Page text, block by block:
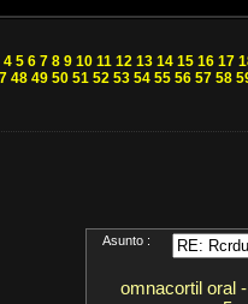
4 5 6 7 8 9 10 11 12 13 14 15 16 17
48 49 50 51 52 53 54 55 56 57 58
Asunto :
omnacortil oral